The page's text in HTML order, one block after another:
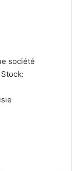
société
Stock: